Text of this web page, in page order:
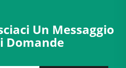
Un Messaggio
Domande